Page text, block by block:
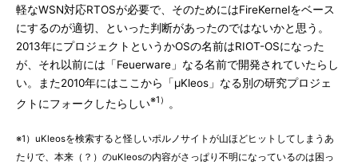
軽なWSN対応RTOSが必要で、そのためにはFireKernelをベース
にするのが適切、といった判断があったのではないかと思う。
2013年にプロジェクトというかOSの名前はRIOT-OSになった
が、それ以前には「Feuerware」なる名前で開発されていたらし
い。また2010年にはここから「μKleos」なる別の研究プロジェ
クトにフォークしたらしい※1） 。
※1）uKleosを検索すると怪しいポルノサイトが山ほどヒットしてしまうあ
たりで、本来（？）のuKleosの内容がさっぱり不明になっているのは困っ